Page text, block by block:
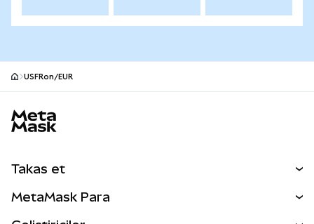
USFRon/EUR
Takas et
MetaMask Para